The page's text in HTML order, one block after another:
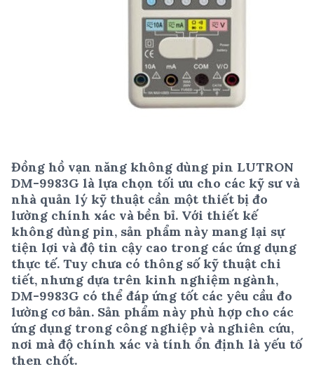
Đồng hồ vạn năng không dùng pin LUTRON
DM-9983G là lựa chọn tối ưu cho các kỹ sư và
nhà quản lý kỹ thuật cần một thiết bị đo
lường chính xác và bền bỉ. Với thiết kế
không dùng pin, sản phẩm này mang lại sự
tiện lợi và độ tin cậy cao trong các ứng dụng
thực tế. Tuy chưa có thông số kỹ thuật chi
tiết, nhưng dựa trên kinh nghiệm ngành,
DM-9983G có thể đáp ứng tốt các yêu cầu đo
lường cơ bản. Sản phẩm này phù hợp cho các
ứng dụng trong công nghiệp và nghiên cứu,
nơi mà độ chính xác và tính ổn định là yếu tố
then chốt.